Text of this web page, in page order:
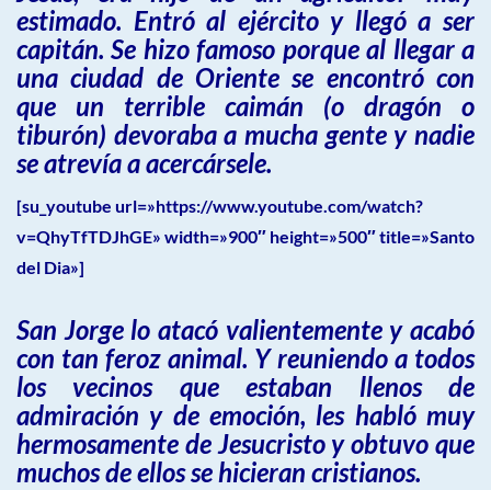
estimado. Entró al ejército y llegó a ser
capitán. Se hizo famoso porque al llegar a
una ciudad de Oriente se encontró con
que un terrible caimán (o dragón o
tiburón) devoraba a mucha gente y nadie
se atrevía a acercársele.
[su_youtube url=»https://www.youtube.com/watch?
v=QhyTfTDJhGE» width=»900″ height=»500″ title=»Santo
del Dia»]
San Jorge lo atacó valientemente y acabó
con tan feroz animal. Y reuniendo a todos
los vecinos que estaban llenos de
admiración y de emoción, les habló muy
hermosamente de Jesucristo y obtuvo que
muchos de ellos se hicieran cristianos.